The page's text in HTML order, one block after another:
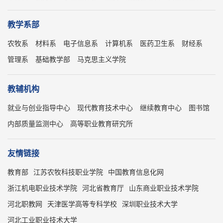
教学系部
农牧系 材料系 电子信息系 计算机系 医药卫生系
财经系
管理系
基础教学部 马克思主义学院
教辅机构
就业与创业指导中心 现代教育技术中心 继续教育中心
图书馆
内部质量监测中心
高等职业教育研究所
友情链接
教育部 江苏农牧科技职业学院 中国教育信息化网
浙江机电职业技术学院 河北省教育厅 山东商业职业技术学院
河北职教网 天津医学高等专科学校 深圳职业技术大学
河北工业职业技术大学